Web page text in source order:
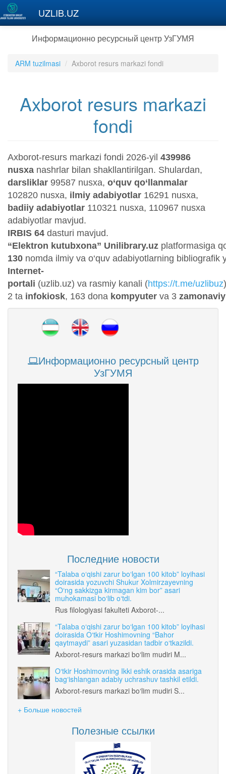
Перейти к основному содержанию
UZLIB.UZ
Информационно ресурсный центр УзГУМЯ
ARM tuzilmasi Axborot resurs markazi fondi
Axborot resurs markazi
fondi
Аxborot-resurs markazi fondi 2026-yil 439986
nusxa nashrlar bilan shakllantirilgan. Shulardan,
darsliklar 99587 nusxa, o‘quv qo‘llanmalar
102820 nusxa, ilmiy adabiyotlar 16291 nusxa,
badiiy adabiyotlar 110321 nusxa, 110967 nusxa
adabiyotlar mavjud.
IRBIS 64 dasturi mavjud.
“Elektron kutubxona” Unilibrary.uz platformasiga
130 nomda ilmiy va o‘quv adabiyotlarning
Internet-
portali (uzlib.uz) va rasmiy kanali (https://t.me/uzlibuz
2 ta infokiosk, 163 dona kompyuter va 3
Информационно ресурсный центр
УзГУМЯ
Последние новости
“Talaba o‘qishi zarur bo‘lgan 100 kitob” loyihasi
doirasida yozuvchi Shukur Xolmirzayevning
“O‘ng sakkizga kirmagan kim bor” asari
muhokamasi bo‘lib o‘tdi.
Rus filologiyasi fakulteti Axborot-...
“Talaba o‘qishi zarur bo‘lgan 100 kitob” loyihasi
doirasida O‘tkir Hoshimovning “Bahor
qaytmaydi” asari yuzasidan tadbir o‘tkazildi.
Axborot-resurs markazi bo‘lim mudiri M...
O‘tkir Hoshimovning Ikki eshik orasida asariga
bag‘ishlangan adabiy uchrashuv tashkil etildi.
Axborot-resurs markazi bo‘lim mudiri S...
+ Больше новостей
Полезные ссылки